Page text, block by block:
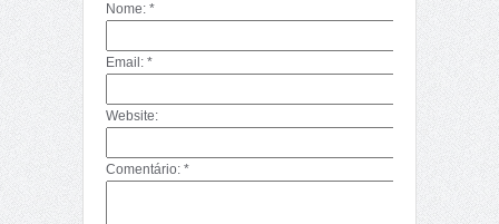
Nome: *
Email: *
Website:
Comentário: *